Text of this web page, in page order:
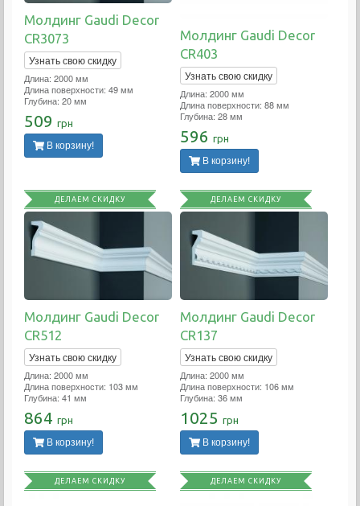
Молдинг Gaudi Decor
CR3073
Узнать свою скидку
Длина: 2000 мм
Длина поверхности: 49 мм
Глубина: 20 мм
509 грн
В корзину!
Молдинг Gaudi Decor
CR403
Узнать свою скидку
Длина: 2000 мм
Длина поверхности: 88 мм
Глубина: 28 мм
596 грн
В корзину!
ДЕЛАЕМ СКИДКУ
Молдинг Gaudi Decor
CR512
Узнать свою скидку
Длина: 2000 мм
Длина поверхности: 103 мм
Глубина: 41 мм
864 грн
В корзину!
ДЕЛАЕМ СКИДКУ
Молдинг Gaudi Decor
CR137
Узнать свою скидку
Длина: 2000 мм
Длина поверхности: 106 мм
Глубина: 36 мм
1025 грн
В корзину!
ДЕЛАЕМ СКИДКУ ДЕЛАЕМ СКИДКУ